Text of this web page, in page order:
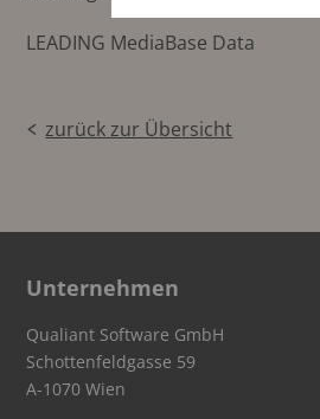
LEADING MediaBase Data
zurück zur Übersicht
Unternehmen
Qualiant Software GmbH
Schottenfeldgasse 59
A-1070 Wien